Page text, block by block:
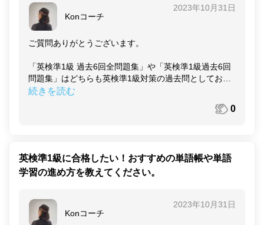
す。もしフレーズの中にわからない単語があれば必ず意
味を確認しておきましょう。
も繰り返すうちにスムーズに言えるようになっていくは
覚えたフレーズは定期的に繰り返し練習し、忘れないよ
うにします。
学んだフレーズを仕事中に使えるように、練習してみて
2023年10月31日
Konコーチ
ご質問ありがとうございます。
「英検準1級 過去6回全問題集」や「英検準1級過去6回
問題集」はどちらも英検準1級対策の過去問としておす
すめの書籍です。
ける方にもおすすめ
・音声付き
部）】
・過去問9回分を収録
続きを読む
0
英検準1級に合格したい！おすすめの単語帳や単語
学習の進め方を教えてください。
2023年10月31日
Konコーチ